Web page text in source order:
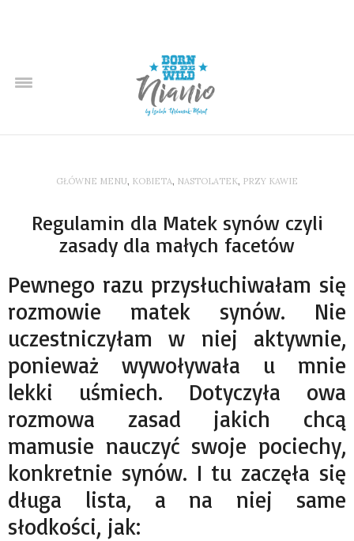
GŁÓWNE MENU, KOBIETA, NASTOLATEK, PRZY KAWIE
Regulamin dla Matek synów czyli
zasady dla małych facetów
Pewnego razu przysłuchiwałam się
rozmowie matek synów. Nie
uczestniczyłam w niej aktywnie,
ponieważ wywoływała u mnie
lekki uśmiech. Dotyczyła owa
rozmowa zasad jakich chcą
mamusie nauczyć swoje pociechy,
konkretnie synów. I tu zaczęła się
długa lista, a na niej same
słodkości, jak: